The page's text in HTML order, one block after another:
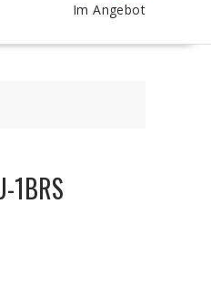
Im Angebot
1BRS